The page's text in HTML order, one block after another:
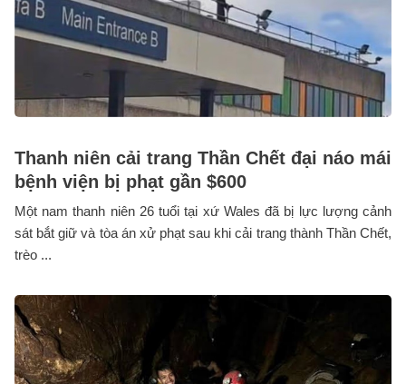
Thanh niên cải trang Thần Chết đại náo mái
bệnh viện bị phạt gần $600
Một nam thanh niên 26 tuổi tại xứ Wales đã bị lực lượng cảnh
sát bắt giữ và tòa án xử phạt sau khi cải trang thành Thần Chết,
trèo ...